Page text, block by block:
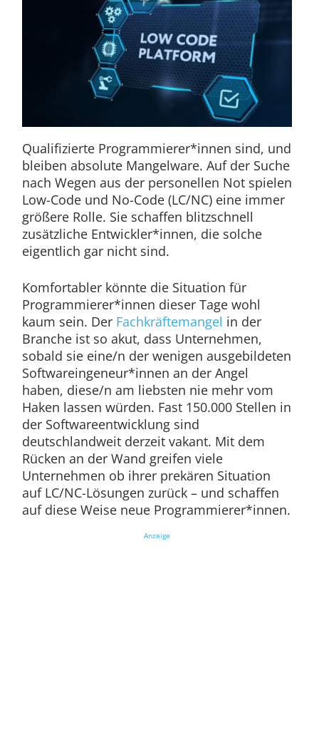
Qualifizierte Programmierer*innen sind, und
bleiben absolute Mangelware. Auf der Suche
nach Wegen aus der personellen Not spielen
Low-Code und No-Code (LC/NC) eine immer
größere Rolle. Sie schaffen blitzschnell
zusätzliche Entwickler*innen, die solche
eigentlich gar nicht sind.
Komfortabler könnte die Situation für
Programmierer*innen dieser Tage wohl
kaum sein. Der Fachkräftemangel in der
Branche ist so akut, dass Unternehmen,
sobald sie eine/n der wenigen ausgebildeten
Softwareingeneur*innen an der Angel
haben, diese/n am liebsten nie mehr vom
Haken lassen würden. Fast 150.000 Stellen in
der Softwareentwicklung sind
deutschlandweit derzeit vakant. Mit dem
Rücken an der Wand greifen viele
Unternehmen ob ihrer prekären Situation
auf LC/NC-Lösungen zurück – und schaffen
auf diese Weise neue Programmierer*innen.
Anzeige